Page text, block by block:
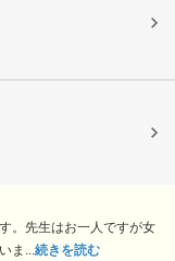
。先生はお一人ですが女
ま...続きを読む